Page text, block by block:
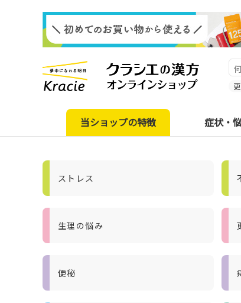
当ショップの特徴 症状・
ストレス
生理の悩み
便秘